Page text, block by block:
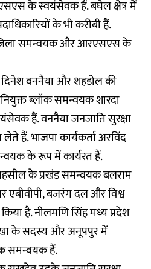
के स्वयंसेवक हैं. बघेल क्षेत्र में
के भी करीबी हैं.
जिला समन्वयक और आरएसएस के
वननैया और शहडोल की
ब्लॉक समन्वयक शारदा
हैं. वननैया जनजाति सुरक्षा
हैं. भाजपा कार्यकर्ता अरविंद
के रूप में कार्यरत हैं.
के प्रखंड समन्वयक बलराम
एबीवीपी, बजरंग दल और विश्व
है. नीलमणि सिंह मध्य प्रदेश
के सदस्य और अनूपपुर में
समन्वयक हैं.